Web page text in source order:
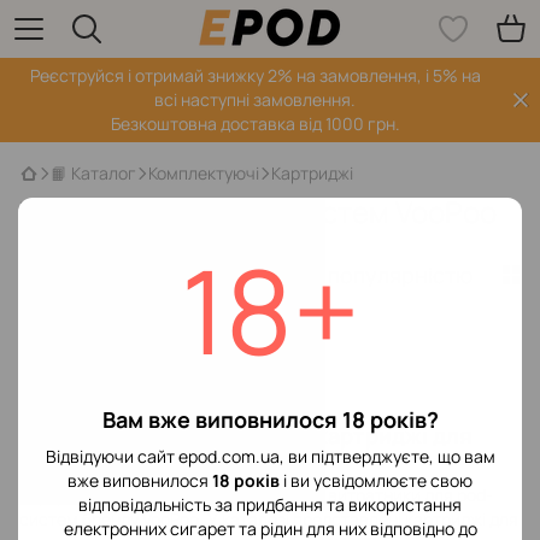
18+
Вам вже виповнилося 18 років?
Відвідуючи сайт epod.com.ua, ви підтверджуєте, що вам
вже виповнилося 18 років і ви усвідомлюєте свою
відповідальність за придбання та використання
електронних сигарет та рідин для них відповідно до
Реєструйся і отримай знижку 2% на замовлення, і 5% на
всі наступні замовлення.
Безкоштовна доставка від 1000 грн.
📙 Каталог Комплектуючі Картриджі
Картриджи для под систем VooPoo
Картриджі VooPoo — змінні картриджі для
серій Argus, Vinci та VMATE
Картриджі VooPoo — оригінальні змінні витратники для pod-
систем бренду VooPoo. У каталозі представлені картриджі для